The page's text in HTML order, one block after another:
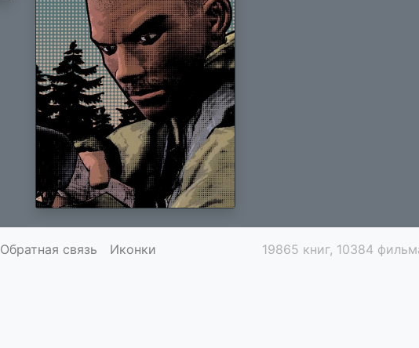
Обратная связь Иконки 19865 книг, 10384